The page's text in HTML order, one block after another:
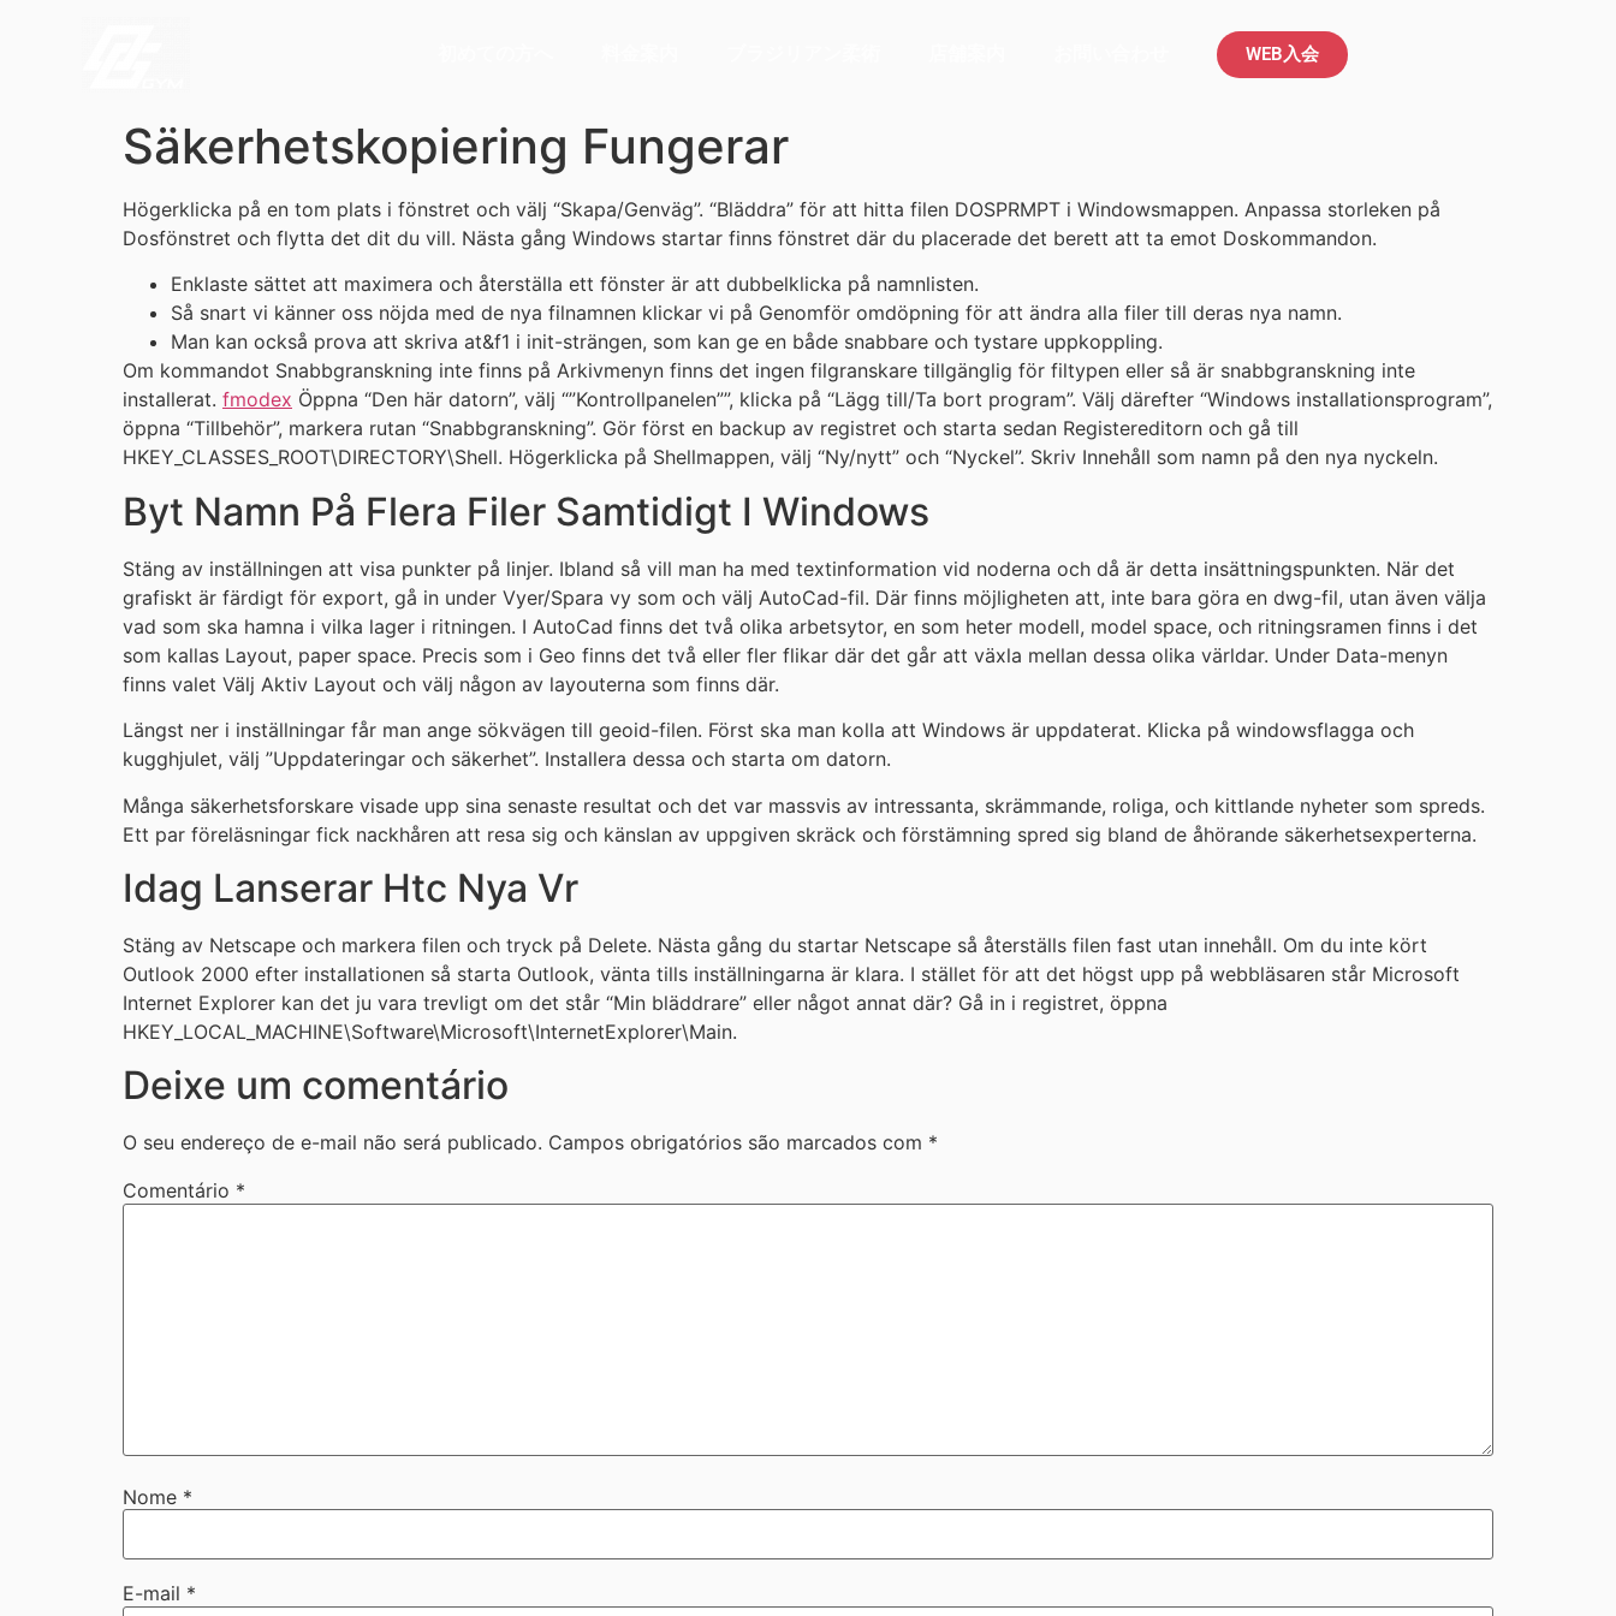
WEB入会
Säkerhetskopiering Fungerar
Högerklicka på en tom plats i fönstret och välj “Skapa/Genväg”. “Bläddra” för att hitta filen DOSPRMPT i Windowsmappen. Anpassa storleken på
Dosfönstret och flytta det dit du vill. Nästa gång Windows startar finns fönstret där du placerade det berett att ta emot Doskommandon.
Enklaste sättet att maximera och återställa ett fönster är att dubbelklicka på namnlisten.
Så snart vi känner oss nöjda med de nya filnamnen klickar vi på Genomför omdöpning för att ändra alla filer till deras nya namn.
Man kan också prova att skriva at&f1 i init-strängen, som kan ge en både snabbare och tystare uppkoppling.
Om kommandot Snabbgranskning inte finns på Arkivmenyn finns det ingen filgranskare tillgänglig för filtypen eller så är snabbgranskning inte
installerat. fmodex Öppna “Den här datorn”, välj “”Kontrollpanelen””, klicka på “Lägg till/Ta bort program”. Välj därefter “Windows installationsprogram”,
öppna “Tillbehör”, markera rutan “Snabbgranskning”. Gör först en backup av registret och starta sedan Registereditorn och gå till
HKEY_CLASSES_ROOT\DIRECTORY\Shell. Högerklicka på Shellmappen, välj “Ny/nytt” och “Nyckel”. Skriv Innehåll som namn på den nya nyckeln.
Byt Namn På Flera Filer Samtidigt I Windows
Stäng av inställningen att visa punkter på linjer. Ibland så vill man ha med textinformation vid noderna och då är detta insättningspunkten. När det
grafiskt är färdigt för export, gå in under Vyer/Spara vy som och välj AutoCad-fil. Där finns möjligheten att, inte bara göra en dwg-fil, utan även välja
vad som ska hamna i vilka lager i ritningen. I AutoCad finns det två olika arbetsytor, en som heter modell, model space, och ritningsramen finns i det
som kallas Layout, paper space. Precis som i Geo finns det två eller fler flikar där det går att växla mellan dessa olika världar. Under Data-menyn
finns valet Välj Aktiv Layout och välj någon av layouterna som finns där.
Längst ner i inställningar får man ange sökvägen till geoid-filen. Först ska man kolla att Windows är uppdaterat. Klicka på windowsflagga och
kugghjulet, välj ”Uppdateringar och säkerhet”. Installera dessa och starta om datorn.
Många säkerhetsforskare visade upp sina senaste resultat och det var massvis av intressanta, skrämmande, roliga, och kittlande nyheter som spreds.
Ett par föreläsningar fick nackhåren att resa sig och känslan av uppgiven skräck och förstämning spred sig bland de åhörande säkerhetsexperterna.
Idag Lanserar Htc Nya Vr
Stäng av Netscape och markera filen och tryck på Delete. Nästa gång du startar Netscape så återställs filen fast utan innehåll. Om du inte kört
Outlook 2000 efter installationen så starta Outlook, vänta tills inställningarna är klara. I stället för att det högst upp på webbläsaren står Microsoft
Internet Explorer kan det ju vara trevligt om det står “Min bläddrare” eller något annat där? Gå in i registret, öppna
HKEY_LOCAL_MACHINE\Software\Microsoft\InternetExplorer\Main.
Deixe um comentário
O seu endereço de e-mail não será publicado. Campos obrigatórios são marcados com *
Comentário *
Nome *
E-mail *